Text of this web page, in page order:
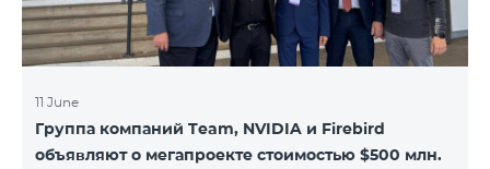
11 June
Группа компаний Team, NVIDIA и Firebird
объявляют о мегапроекте стоимостью $500 млн.